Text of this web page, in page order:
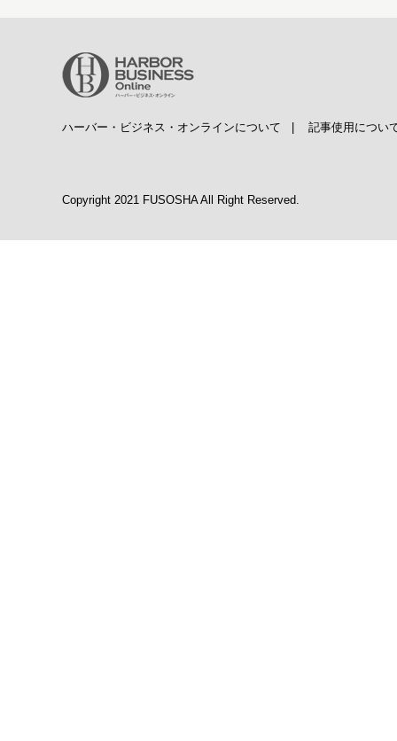
ハーバー・ビジネス・オンラインについて 記事使用につい
Copyright 2021 FUSOSHA All Right Reserved.